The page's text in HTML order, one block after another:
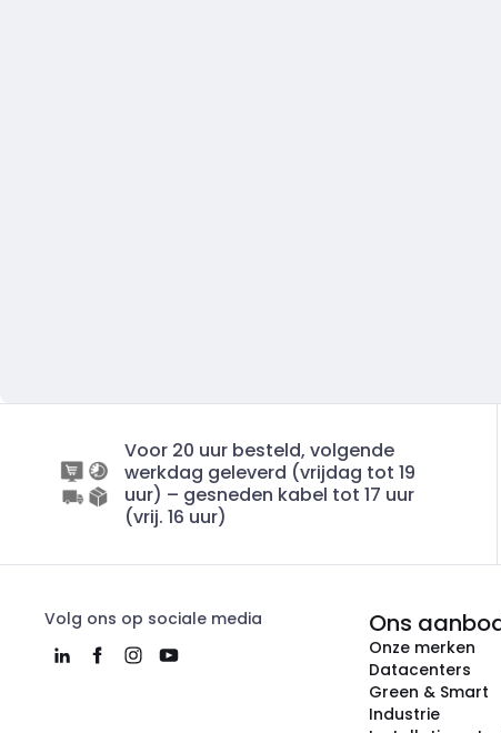
Voor 20 uur besteld, volgende
werkdag geleverd (vrijdag tot 19
uur) – gesneden kabel tot 17 uur
(vrij. 16 uur)
Volg ons op sociale media Ons
Onze merken
Datacenters
Green & Smart
Industrie